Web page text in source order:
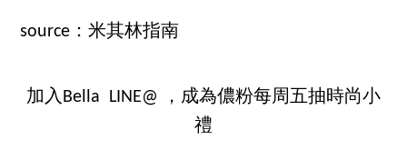
source：米其林指南
加入Bella LINE@ ，成為儂粉每周五抽時尚小
禮